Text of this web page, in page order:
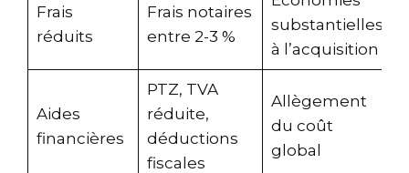
Frais
réduits
Frais notaires
entre 2-3 %
substantielles
à l’acquisition
Aides
financières
PTZ, TVA
réduite,
déductions
fiscales
Allègement
du coût
global